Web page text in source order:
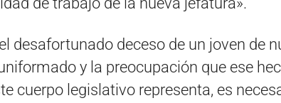
desafortunado deceso de un joven de
y la preocupación que ese
cuerpo legislativo representa, es